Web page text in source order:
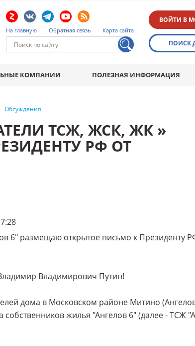
На главную Обратная связь Карта сайта
ВОЙТИ В
ПОИСК
КОМПАНИИ ПОЛЕЗНАЯ ИНФОРМАЦИЯ
Обсуждения
ТСЖ, ЖСК, ЖК »
РФ ОТ
6" размещаю открытое письмо к Президенту
Владимирович Путин!
дома в Московском районе Митино
собственников жилья "Ангелов 6" (далее - ТСЖ